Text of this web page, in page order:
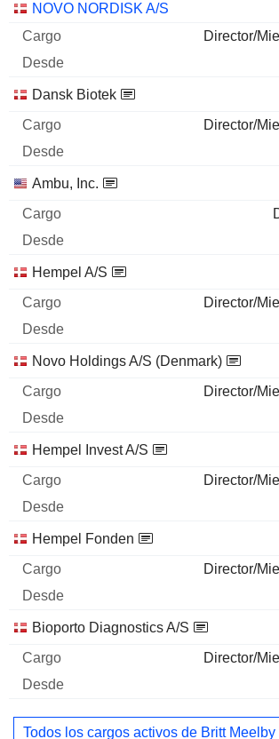
NOVO NORDISK A/S
Director/
Dansk Biotek
Director/
Ambu, Inc.
Hempel A/S
Director/
Novo Holdings A/S (Denmark)
Director/
Hempel Invest A/S
Director/
Hempel Fonden
Director/
Bioporto Diagnostics A/S
Director/
Todos los cargos activos de Britt Meelby